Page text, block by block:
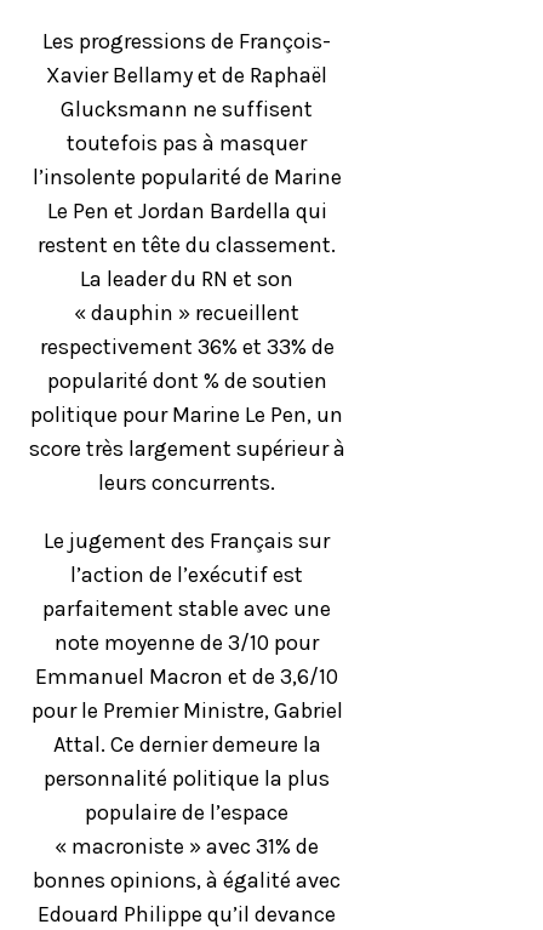
Les progressions de François-
Xavier Bellamy et de Raphaël
Glucksmann ne suffisent
toutefois pas à masquer
l’insolente popularité de Marine
Le Pen et Jordan Bardella qui
restent en tête du classement.
La leader du RN et son
« dauphin » recueillent
respectivement 36% et 33% de
popularité dont % de soutien
politique pour Marine Le Pen, un
score très largement supérieur à
leurs concurrents.
Le jugement des Français sur
l’action de l’exécutif est
parfaitement stable avec une
note moyenne de 3/10 pour
Emmanuel Macron et de 3,6/10
pour le Premier Ministre, Gabriel
Attal. Ce dernier demeure la
personnalité politique la plus
populaire de l’espace
« macroniste » avec 31% de
bonnes opinions, à égalité avec
Edouard Philippe qu’il devance